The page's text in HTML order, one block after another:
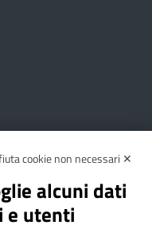
Privacy Policy
Note Legali
cookie non necessari ✕
alcuni dati
e utenti